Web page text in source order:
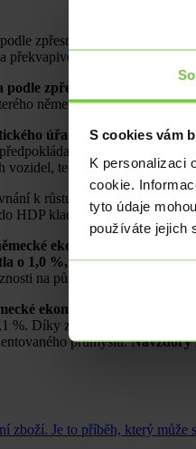
S cookies vám
K personalizaci
cookie.
tyto údaje
používáte jejich
zpřesněného odhadu v 1.
překvapivě dobrým vývojem
podle zpřesněného odhadu v
německý HDP činil +0,2
úřadu (Destatis) byla
Svoji roli zde
vozidel, tedy zboží, které
k růstu německé
HDP kladně přispívala
ekonomiky na
o 1,0 %, zatímco po celý
na působení amerických cel.
ekonomiky se tak na
%. Díky zlepšení zkraje
průmyslu.Navzdory